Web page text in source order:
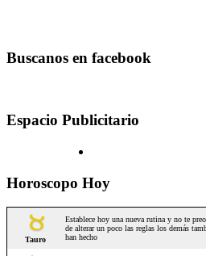
Buscanos en facebook
Espacio Publicitario
Horoscopo Hoy